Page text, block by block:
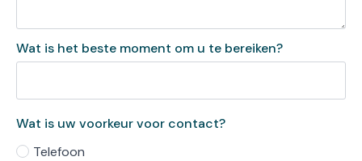
Wat is het beste moment om u te bereiken?
Wat is uw voorkeur voor contact?
Telefoon